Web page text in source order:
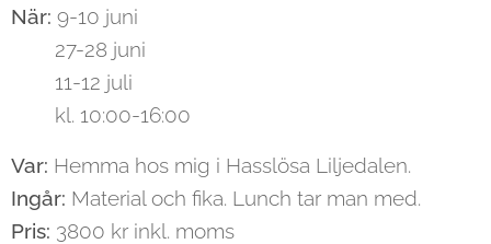
När: 9-10 juni
27-28 juni
11-12 juli
kl. 10:00-16:00
Var: Hemma hos mig i Hasslösa Liljedalen.
Ingår: Material och fika. Lunch tar man med.
Pris: 3800 kr inkl. moms